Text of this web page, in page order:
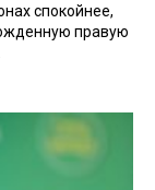
спокойнее,
правую